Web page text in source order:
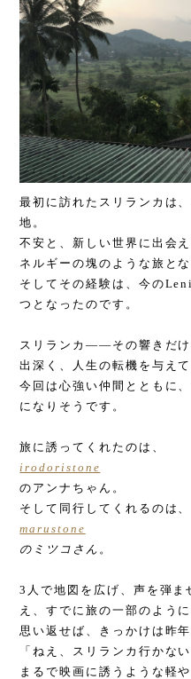
最初に訪れたスリランカは
地。
不安と、新しい世界に出会
ネルギーの塊のような旅とな
そしてその経験は、今の
つとなったのです。
スリランカ――その響きだけ
出深く、人生の転機を与えて
今回は心強い仲間とともに
になりそうです。
旅に誘ってくれたのは、
irodoristone
のアンナちゃん。
そして同行してくれるのは、
marustone
のミツコさん 。
3人で地図を広げ、声を弾ま
え、すでに旅の一部のよう
思い返せば、きっかけは昨年
「ねえ、スリランカ行かない
まるで映画に誘うような軽